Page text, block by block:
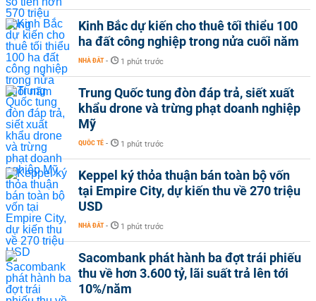
Kinh Bắc dự kiến cho thuê tối thiểu 100
ha đất công nghiệp trong nửa cuối năm
NHÀ ĐẤT - 1 phút trước
Trung Quốc tung đòn đáp trả, siết xuất
khẩu drone và trừng phạt doanh nghiệp
Mỹ
QUỐC TẾ - 1 phút trước
Keppel ký thỏa thuận bán toàn bộ vốn
tại Empire City, dự kiến thu về 270 triệu
USD
NHÀ ĐẤT - 1 phút trước
Sacombank phát hành ba đợt trái phiếu
thu về hơn 3.600 tỷ, lãi suất trả lên tới
10%/năm